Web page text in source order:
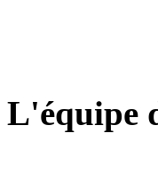
L'équipe